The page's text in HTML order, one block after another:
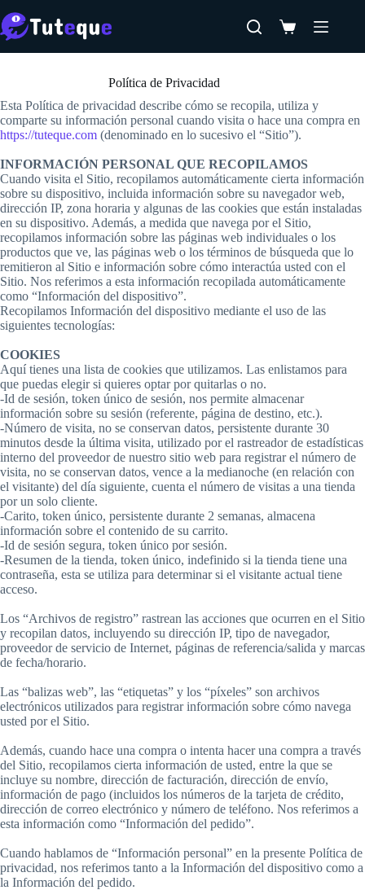
al
contenido
Carro
Política de Privacidad
Esta Política de privacidad describe cómo se recopila, utiliza y
comparte su información personal cuando visita o hace una compra en
https://tuteque.com (denominado en lo sucesivo el “Sitio”).
INFORMACIÓN PERSONAL QUE RECOPILAMOS
Cuando visita el Sitio, recopilamos automáticamente cierta información
sobre su dispositivo, incluida información sobre su navegador web,
dirección IP, zona horaria y algunas de las cookies que están instaladas
en su dispositivo. Además, a medida que navega por el Sitio,
recopilamos información sobre las páginas web individuales o los
productos que ve, las páginas web o los términos de búsqueda que lo
remitieron al Sitio e información sobre cómo interactúa usted con el
Sitio. Nos referimos a esta información recopilada automáticamente
como “Información del dispositivo”.
Recopilamos Información del dispositivo mediante el uso de las
siguientes tecnologías:
COOKIES
Aquí tienes una lista de cookies que utilizamos. Las enlistamos para
que puedas elegir si quieres optar por quitarlas o no.
-Id de sesión, token único de sesión, nos permite almacenar
información sobre su sesión (referente, página de destino, etc.).
-Número de visita, no se conservan datos, persistente durante 30
minutos desde la última visita, utilizado por el rastreador de estadísticas
interno del proveedor de nuestro sitio web para registrar el número de
visita, no se conservan datos, vence a la medianoche (en relación con
el visitante) del día siguiente, cuenta el número de visitas a una tienda
por un solo cliente.
-Carito, token único, persistente durante 2 semanas, almacena
información sobre el contenido de su carrito.
-Id de sesión segura, token único por sesión.
-Resumen de la tienda, token único, indefinido si la tienda tiene una
contraseña, esta se utiliza para determinar si el visitante actual tiene
acceso.
Los “Archivos de registro” rastrean las acciones que ocurren en el Sitio
y recopilan datos, incluyendo su dirección IP, tipo de navegador,
proveedor de servicio de Internet, páginas de referencia/salida y marcas
de fecha/horario.
Las “balizas web”, las “etiquetas” y los “píxeles” son archivos
electrónicos utilizados para registrar información sobre cómo navega
usted por el Sitio.
Además, cuando hace una compra o intenta hacer una compra a través
del Sitio, recopilamos cierta información de usted, entre la que se
incluye su nombre, dirección de facturación, dirección de envío,
información de pago (incluidos los números de la tarjeta de crédito,
dirección de correo electrónico y número de teléfono. Nos referimos a
esta información como “Información del pedido”.
Cuando hablamos de “Información personal” en la presente Política de
privacidad, nos referimos tanto a la Información del dispositivo como a
la Información del pedido.